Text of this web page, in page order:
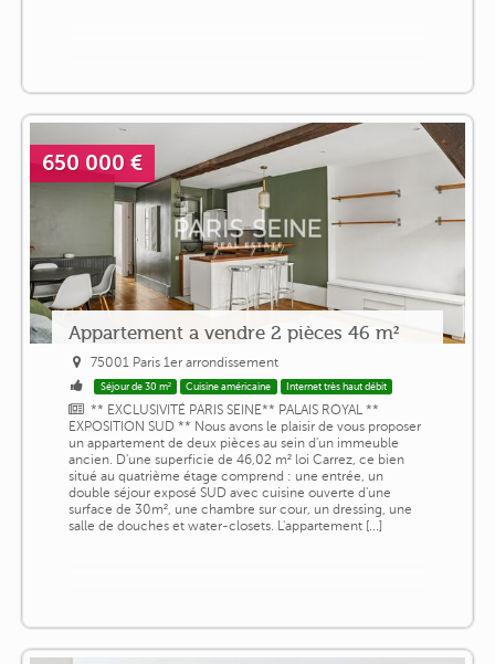
650 000 €
Appartement a vendre 2 pièces 46 m²
75001 Paris 1er arrondissement
Séjour de 30 m² Cuisine américaine Internet très haut débit
** EXCLUSIVITÉ PARIS SEINE** PALAIS ROYAL **
EXPOSITION SUD ** Nous avons le plaisir de vous proposer
un appartement de deux pièces au sein d'un immeuble
ancien. D'une superficie de 46,02 m² loi Carrez, ce bien
situé au quatrième étage comprend : une entrée, un
double séjour exposé SUD avec cuisine ouverte d'une
surface de 30m², une chambre sur cour, un dressing, une
salle de douches et water-closets. L'appartement [...]